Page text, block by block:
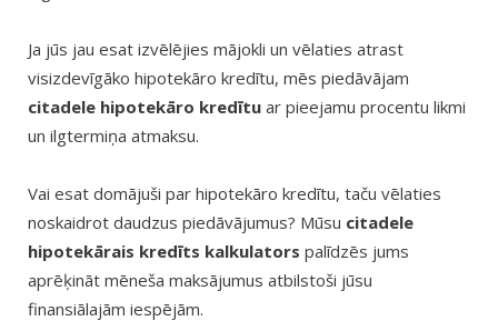
Ja jūs jau esat izvēlējies mājokli un vēlaties atrast
visizdevīgāko hipotekāro kredītu, mēs piedāvājam
citadele hipotekāro kredītu ar pieejamu procentu likmi
un ilgtermiņa atmaksu.
Vai esat domājuši par hipotekāro kredītu, taču vēlaties
noskaidrot daudzus piedāvājumus? Mūsu citadele
hipotekārais kredīts kalkulators palīdzēs jums
aprēķināt mēneša maksājumus atbilstoši jūsu
finansiālajām iespējām.